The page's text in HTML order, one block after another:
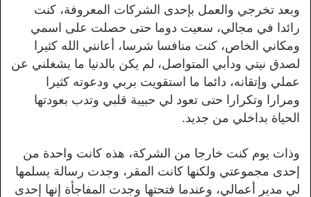
وبعد تخرجي والعمل بإحدى الشركات المعروفة، كنت
رائدا في مجالي، سعيت دوما حتى حصلت على اسمي
ومكاني الخاص، كنت منافسا شرسا، أعانني الله كثيرا
لصدق نيتي ودأبي المتواصل، لم يكن بالدنيا ما يشغلني عن
عملي وإتقانه، دائما ما استقويت بربي ودعوته كثيرا
ومرارا وتكرارا حتى تعود لي حبيبة قلبي وتدب بعودتها
الحياة بداخلي من جديد.
وذات يوم كنت خارجا من الشركة، هذه كانت واحدة من
إحدى مجموعتي ولكنها كانت المقر، وجدت رسالة يسلمها
لي مدير أعمالي، وعندما فتحتها وجدت المفاجأة إنها إحدى